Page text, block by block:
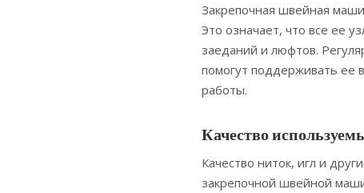
Закрепочная швейная
Это означает, что все ее
заеданий и люфтов.
помогут поддерживать ее
работы.
Качество
Качество ниток, игл и
закрепочной швейной